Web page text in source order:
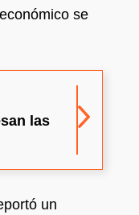
se
las
un